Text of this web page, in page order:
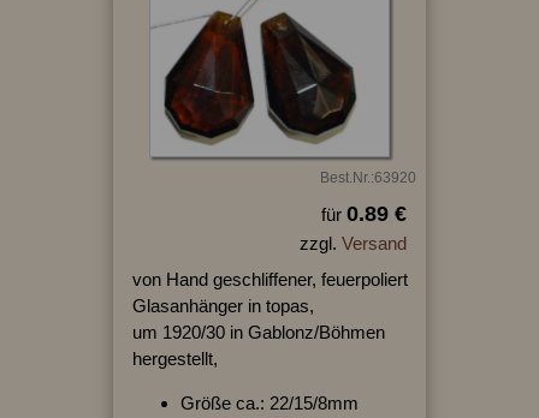
Best.Nr.:63920
für 0.89 €
zzgl. Versand
von Hand geschliffener, feuerpoliert
Glasanhänger in topas,
um 1920/30 in Gablonz/Böhmen
hergestellt,
Größe ca.: 22/15/8mm